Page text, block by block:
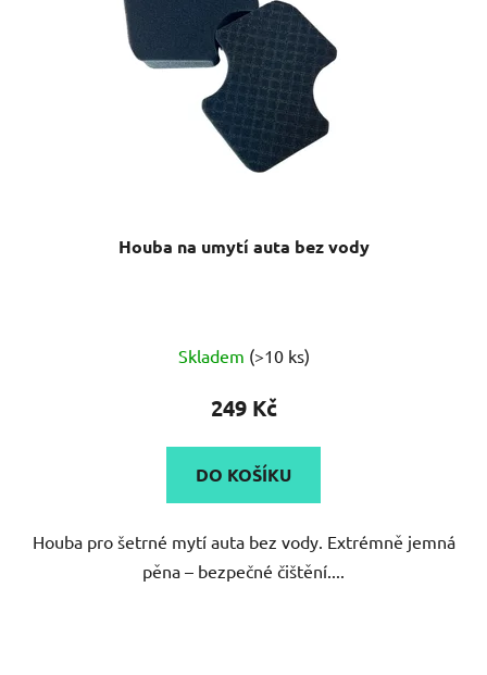
Houba na umytí auta bez vody
Skladem (>10 ks)
249 Kč
DO KOŠÍKU
Houba pro šetrné mytí auta bez vody. Extrémně jemná
pěna – bezpečné čištění....